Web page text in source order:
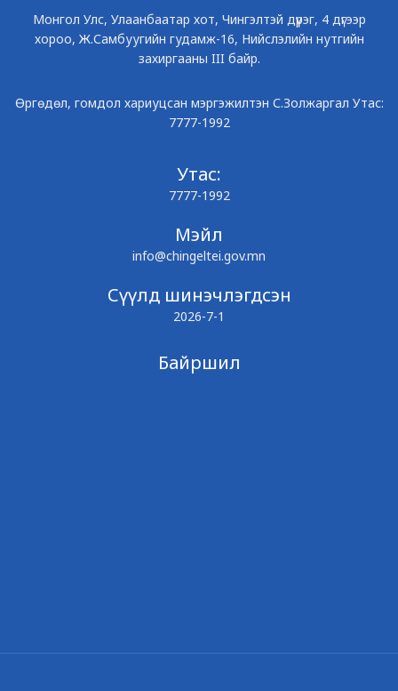
Монгол Улс, Улаанбаатар хот, Чингэлтэй дүүрэг, 4 дүгээр
хороо, Ж.Самбуугийн гудамж-16, Нийслэлийн нутгийн
захиргааны III байр.
Өргөдөл, гомдол хариуцсан мэргэжилтэн С.Золжаргал Утас:
7777-1992
Утас:
7777-1992
Мэйл
info@chingeltei.gov.mn
Сүүлд шинэчлэгдсэн
2026-7-1
Байршил